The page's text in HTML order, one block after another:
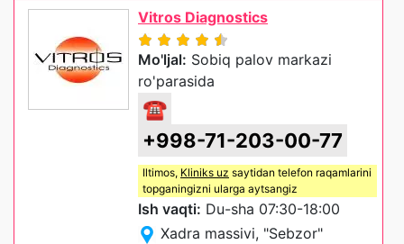
Vitros Diagnostics
Mo'ljal: Sobiq palov markazi
ro'parasida
☎
+998-71-203-00-77
Iltimos, Kliniks uz saytidan telefon raqamlarini
topganingizni ularga aytsangiz
Ish vaqti: Du-sha 07:30-18:00
Xadra massivi, "Sebzor"